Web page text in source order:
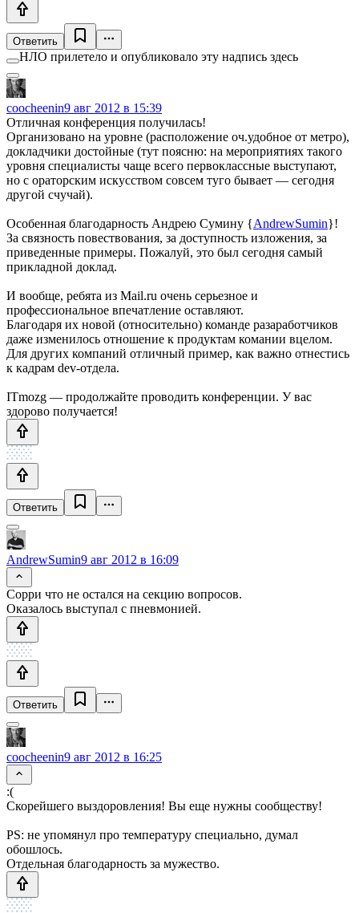
Ответить
НЛО прилетело и опубликовало эту надпись здесь
coocheenin9 авг 2012 в 15:39
Отличная конференция получилась!
Организовано на уровне (расположение оч.удобное от метро),
докладчики достойные (тут поясню: на мероприятиях такого
уровня специалисты чаще всего первоклассные выступают,
но с ораторским искусством совсем туго бывает — сегодня
другой счучай).
Особенная благодарность Андрею Сумину {AndrewSumin}!
За связность повествования, за доступность изложения, за
приведенные примеры. Пожалуй, это был сегодня самый
прикладной доклад.
И вообще, ребята из Mail.ru очень серьезное и
профессиональное впечатление оставляют.
Благодаря их новой (относительно) команде разаработчиков
даже изменилось отношение к продуктам комании вцелом.
Для других компаний отличный пример, как важно отнестись
к кадрам dev-отдела.
ITmozg — продолжайте проводить конференции. У вас
здорово получается!
Ответить
AndrewSumin9 авг 2012 в 16:09
Сорри что не остался на секцию вопросов.
Оказалось выступал с пневмонией.
Ответить
coocheenin9 авг 2012 в 16:25
:(
Скорейшего выздоровления! Вы еще нужны сообществу!
PS: не упомянул про температуру специально, думал
обошлось.
Отдельная благодарность за мужество.